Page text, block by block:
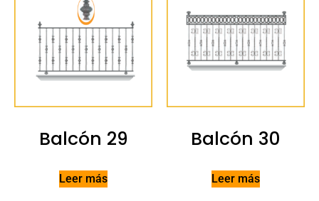
Balcón 29
Leer más
Balcón 30
Leer más